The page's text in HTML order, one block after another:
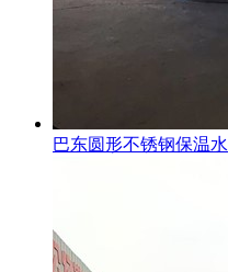
巴东圆形不锈钢保温水